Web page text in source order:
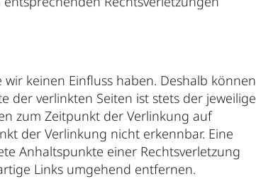
keinen Einfluss haben. Deshalb können
der verlinkten Seiten ist stets der jeweilige
zum Zeitpunkt der Verlinkung auf
der Verlinkung nicht erkennbar. Eine
Anhaltspunkte einer Rechtsverletzung
Links umgehend entfernen.